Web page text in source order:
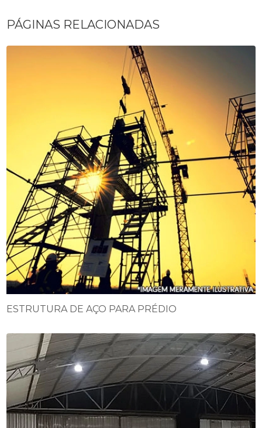
PÁGINAS RELACIONADAS
ESTRUTURA DE AÇO PARA PRÉDIO